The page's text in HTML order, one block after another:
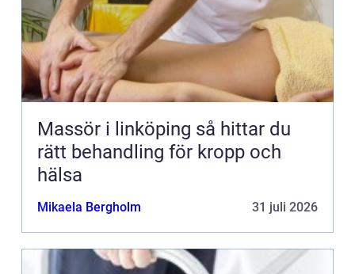
Massör i linköping så hittar du
rätt behandling för kropp och
hälsa
Mikaela Bergholm 31 juli 2026